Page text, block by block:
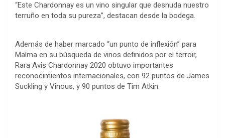
“Este Chardonnay es un vino singular que desnuda nuestro
terruño en toda su pureza”, destacan desde la bodega.
Además de haber marcado “un punto de inflexión” para
Malma en su búsqueda de vinos definidos por el terroir,
Rara Avis Chardonnay 2020 obtuvo importantes
reconocimientos internacionales, con 92 puntos de James
Suckling y Vinous, y 90 puntos de Tim Atkin.